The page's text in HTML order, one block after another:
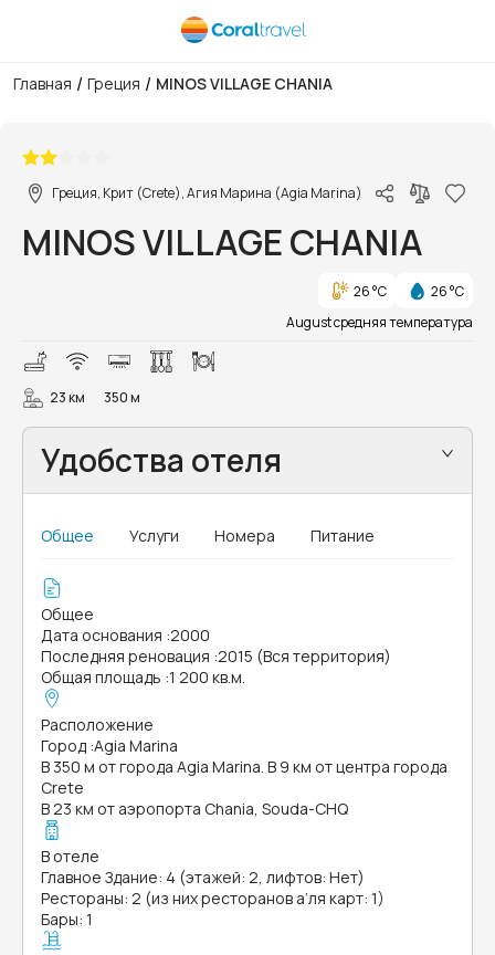
Главная / Греция / MINOS VILLAGE CHANIA
Греция, Крит (Crete), Агия Марина (Agia Marina)
MINOS VILLAGE CHANIA
26 °C
26 °C
August средняя температура
23 км 350 м
Удобства отеля
Общее Услуги Номера Питание
Общее
Дата основания :2000
Последняя реновация :2015 (Вся территория)
Общая площадь :1 200 кв.м.
Расположение
Город :Agia Marina
В 350 м от города Agia Marina. В 9 км от центра города
Crete
В 23 км от аэропорта Chania, Souda-CHQ
В отеле
Главное Здание: 4 (этажей: 2, лифтов: Нет)
Рестораны: 2 (из них ресторанов а’ля карт: 1)
Бары: 1